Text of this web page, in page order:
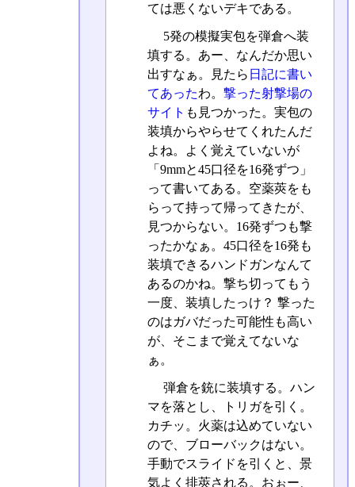
ては悪くないデキである。
5発の模擬実包を弾倉へ装
填する。あー、なんだか思い
出すなぁ。見たら 日記に書い
てあったわ。 撃った射撃場の
サイト も見つかった。実包の
装填からやらせてくれたんだ
よね。よく覚えていないが
「9mmと45口径を16発ずつ」
って書いてある。空薬莢をも
らって持って帰ってきたが、
見つからない。16発ずつも撃
ったかなぁ。45口径を16発も
装填できるハンドガンなんて
あるのかね。撃ち切ってもう
一度、装填したっけ？ 撃った
のはガバだった可能性も高い
が、そこまで覚えてないな
ぁ。
弾倉を銃に装填する。ハン
マを落とし、トリガを引く。
カチッ。火薬は込めていない
ので、ブローバックはない。
手動でスライドを引くと、景
気よく排莢される。おぉー、